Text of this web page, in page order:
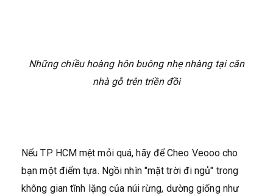
Những chiều hoàng hôn buông nhẹ nhàng tại căn
nhà gỗ trên triền đồi
Nếu TP HCM mệt mỏi quá, hãy để Cheo Veooo cho
bạn một điểm tựa. Ngồi nhìn "mặt trời đi ngủ" trong
không gian tĩnh lặng của núi rừng, dường giống như